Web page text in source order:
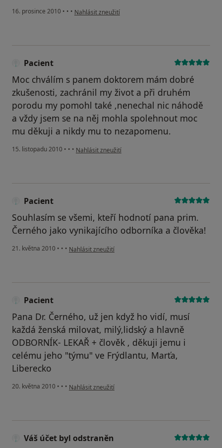
16. prosince 2010 • • • podle názoru uživatele Váš účet byl odstraněn
Nahlásit zneužití
Pacient
Moc chválím s panem doktorem mám dobré
zkušenosti, zachránil my život a při druhém
porodu my pomohl také ,nenechal nic náhodě
a vždy jsem se na něj mohla spolehnout moc
mu děkuji a nikdy mu to nezapomenu.
15. listopadu 2010 • • • podle názoru uživatele Pacient
Nahlásit zneužití
Pacient
Souhlasím se všemi, kteří hodnotí pana prim.
Černého jako vynikajícího odborníka a člověka!
21. května 2010 • • • podle názoru uživatele Pacient
Nahlásit zneužití
Pacient
Pana Dr. Černého, už jen když ho vidí, musí
každá ženská milovat, milý,lidský a hlavně
ODBORNÍK- LEKAŘ + člověk , děkuji jemu i
celému jeho "týmu" ve Frýdlantu, Marťa,
Liberecko
20. května 2010 • • • podle názoru uživatele Pacient
Nahlásit zneužití
Váš účet byl odstraněn